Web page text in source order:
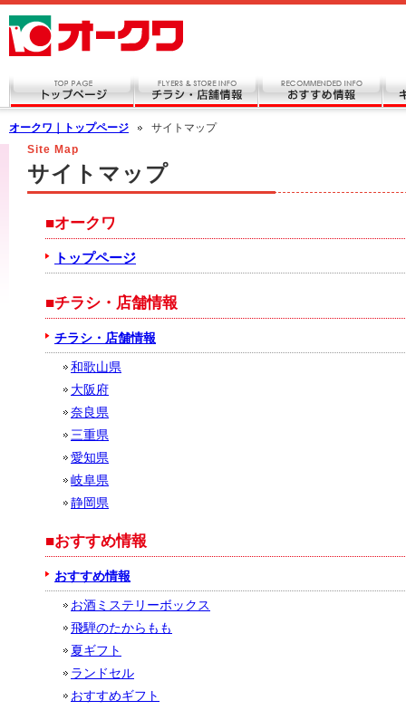
オークワ｜トップページ
サイトマップ
Site Map
サイトマップ
■オークワ
トップページ
■チラシ・店舗情報
チラシ・店舗情報
和歌山県
大阪府
奈良県
三重県
愛知県
岐阜県
静岡県
■おすすめ情報
おすすめ情報
お酒ミステリーボックス
飛騨のたからもも
夏ギフト
ランドセル
おすすめギフト